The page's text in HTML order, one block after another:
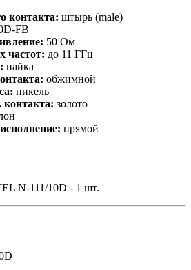
контакта: штырь (male)
FB
50 Ом
частот: до 11 ГГц
пайка
обжимной
никель
золото
прямой
N-111/10D - 1 шт.